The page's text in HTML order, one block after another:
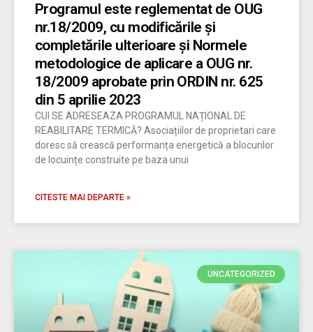
Programul este reglementat de OUG
nr.18/2009, cu modificările și
completările ulterioare și Normele
metodologice de aplicare a OUG nr.
18/2009 aprobate prin ORDIN nr. 625
din 5 aprilie 2023
CUI SE ADRESEAZA PROGRAMUL NAȚIONAL DE
REABILITARE TERMICĂ? Asociațiilor de proprietari care
doresc să crească performanța energetică a blocurilor
de locuințe construite pe baza unui
CITESTE MAI DEPARTE »
UNCATEGORIZED